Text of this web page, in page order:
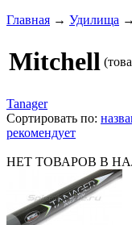
Главная → Удилища →
Mitchell
Tanager
Сортировать по:
рекомендует
НЕТ ТОВАРОВ В